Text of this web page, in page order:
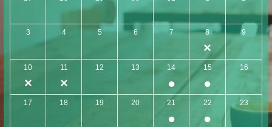
3 4 5 6 7 8
×
9
10
×
11
×
12 13 14
●
15
●
16
17 18 19 20 21
●
22
●
23